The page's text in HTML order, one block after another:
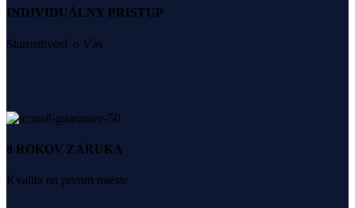
INDIVIDUÁLNY PRÍSTUP
Starostlivosť o Vás
8 ROKOV ZÁRUKA
Kvalita na prvom mieste